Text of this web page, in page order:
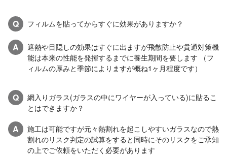
Q フィルムを貼ってからすぐに効果がありますか？
A
遮熱や目隠しの効果はすぐに出ますが飛散防止や貫通対策機
能は本来の性能を発揮するまでに養生期間を要します （フ
ィルムの厚みと季節によりますが概ね1ヶ月程度です）
Q
網入りガラス(ガラスの中にワイヤーが入っている)に貼るこ
とはできますか？
A
施工は可能ですが元々熱割れを起こしやすいガラスなので熱
割れのリスク判定の試算をすると同時にそのリスクをご承知
の上でご依頼をいただく必要があります